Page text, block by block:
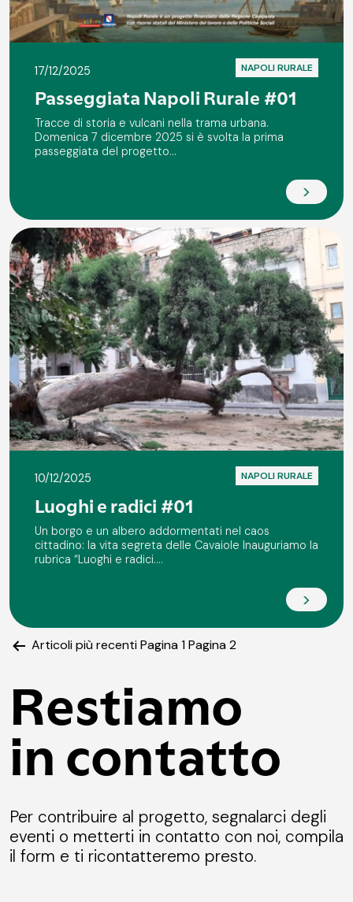
17/12/2025 NAPOLI RURALE
Passeggiata Napoli Rurale #01
Tracce di storia e vulcani nella trama urbana.
Domenica 7 dicembre 2025 si è svolta la prima
passeggiata del progetto...
>
10/12/2025 NAPOLI RURALE
Luoghi e radici #01
Un borgo e un albero addormentati nel caos
cittadino: la vita segreta delle Cavaiole Inauguriamo la
rubrica “Luoghi e radici....
>
Paginazione
articoli
Articoli più recenti Pagina 1 Pagina 2
Restiamo
in contatto
Per contribuire al progetto, segnalarci degli
eventi o metterti in contatto con noi, compila
il form e ti ricontatteremo presto.